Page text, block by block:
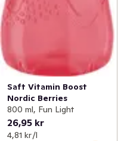
Saft Vitamin Boost
Nordic Berries
800 ml, Fun Light
26,95 kr
4,81 kr /l